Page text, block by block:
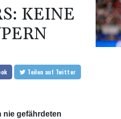
KEINE
Teilen auf Twitter
nie gefährdeten